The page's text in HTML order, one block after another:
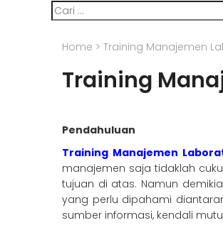
Cari
untuk:
Home > Training Manajemen
Training
Pendahuluan
Training Manajemen
manajemen saja tidaklah
tujuan di atas. Namun
yang perlu dipahami
sumber informasi, kendali